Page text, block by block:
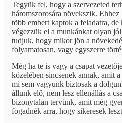
Tegyük fel, hogy a szervezeted
háromszorosára növekszik.
több embert kaptok a feladatra,
végezzük el a munkánkat olyan
tudjuk, hogy mikor jön a
folyamatosan, vagy egyszerre
Még ha te is vagy a csapat
közelében sincsenek annak, amit
mi sem vagyunk biztosak a
állunk elő, nem lesz ellenállás a
bizonytalan tervünk, amit még
fogadnék arra, hogy sikeresek